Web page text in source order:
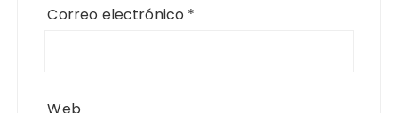
Correo electrónico *